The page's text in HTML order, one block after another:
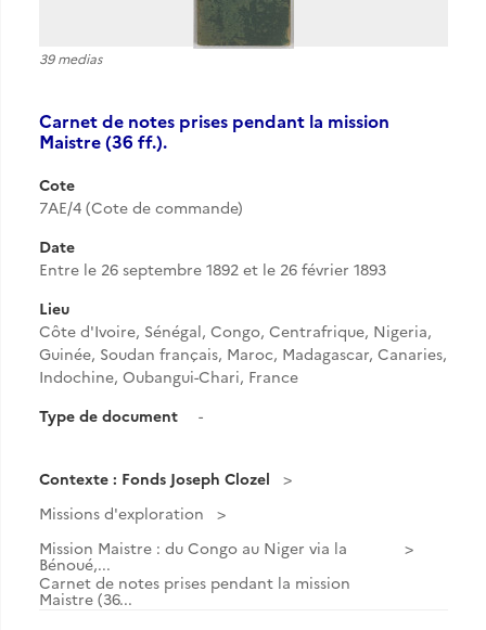
39 medias
Carnet de notes prises pendant la mission
Maistre (36 ff.).
Cote
7AE/4 (Cote de commande)
Date
Entre le 26 septembre 1892 et le 26 février 1893
Lieu
Côte d'Ivoire, Sénégal, Congo, Centrafrique, Nigeria,
Guinée, Soudan français, Maroc, Madagascar, Canaries,
Indochine, Oubangui-Chari, France
Type de document
-
Contexte : Fonds Joseph Clozel
Missions d'exploration
Mission Maistre : du Congo au Niger via la
Bénoué,...
Carnet de notes prises pendant la mission
Maistre (36...